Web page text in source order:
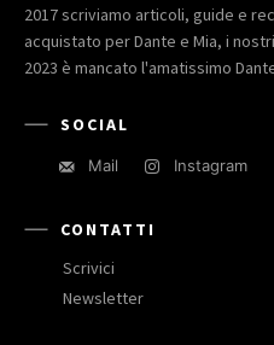
2017 scriviamo articoli, guide e
acquistato per Dante e Mia, i
2023 è mancato l'amatissimo
SOCIAL
Mail Instagram
CONTATTI
Scrivici
Newsletter